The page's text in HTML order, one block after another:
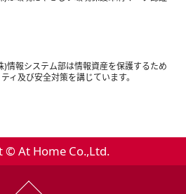
)情報システム部は情報資産を保護するため
ィ及び安全対策を講じています。
© At Home Co.,Ltd.